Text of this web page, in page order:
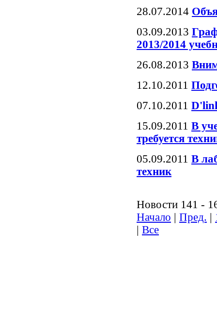
28.07.2014
03.09.2013
2013/2014
26.08.2013
12.10.2011
07.10.2011
15.09.2011 В
требуется
05.09.2011 В
техник
Новости 141 -
Начало
Пред.
Все